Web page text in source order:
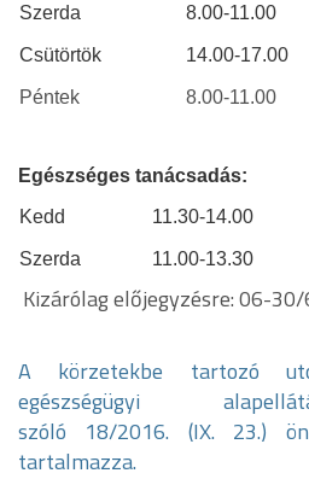
Szerda 8.00-11.00
Csütörtök 14.00-17.00
Péntek 8.00-11.00
Egészséges tanácsadás:
Kedd
11.30-14.00
Szerda 11.00-13.30
Kizárólag előjegyzésre: 06-
A körzetekbe tartozó
egészségügyi
szóló 18/2016. (IX. 23.)
tartalmazza.